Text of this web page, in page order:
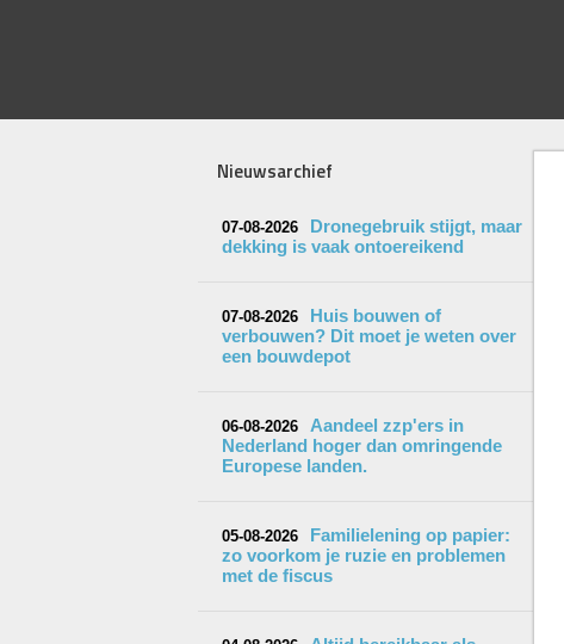
Nieuwsarchief
07-08-2026
Dronegebruik stijgt, maar
dekking is vaak ontoereikend
07-08-2026
Huis bouwen of
verbouwen? Dit moet je weten over
een bouwdepot
06-08-2026
Aandeel zzp'ers in
Nederland hoger dan omringende
Europese landen.
05-08-2026
Familielening op papier:
zo voorkom je ruzie en problemen
met de fiscus